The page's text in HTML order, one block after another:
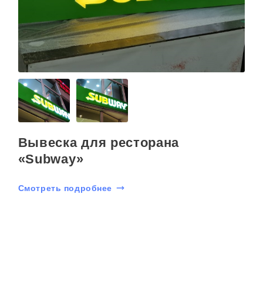
Вывеска для ресторана
«Subway»
Смотреть подробнее